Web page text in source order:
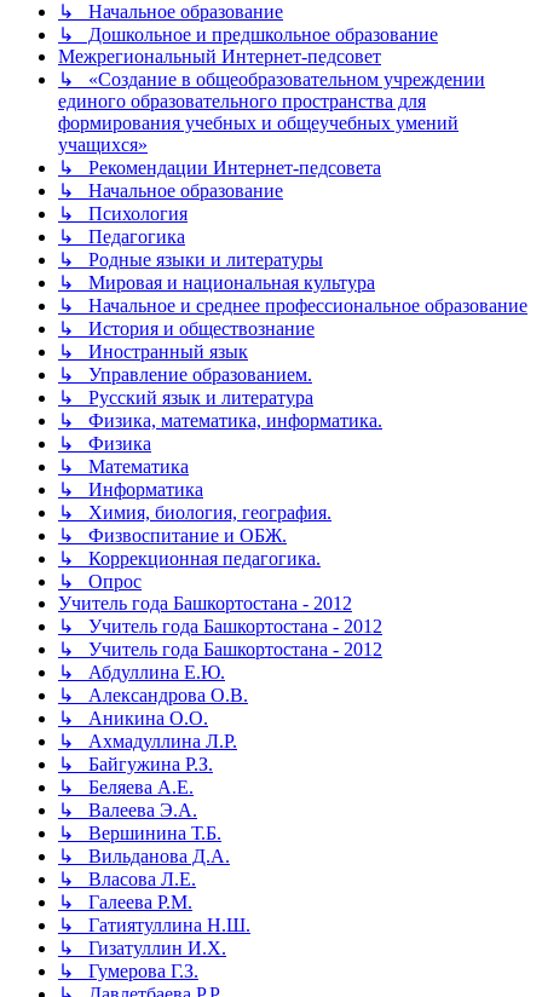
↳ Начальное образование
↳ Дошкольное и предшкольное образование
Межрегиональный Интернет-педсовет
↳ «Создание в общеобразовательном учреждении
единого образовательного пространства для
формирования учебных и общеучебных умений
учащихся»
↳ Рекомендации Интернет-педсовета
↳ Начальное образование
↳ Психология
↳ Педагогика
↳ Родные языки и литературы
↳ Мировая и национальная культура
↳ Начальное и среднее профессиональное образование
↳ История и обществознание
↳ Иностранный язык
↳ Управление образованием.
↳ Русский язык и литература
↳ Физика, математика, информатика.
↳ Физика
↳ Математика
↳ Информатика
↳ Химия, биология, география.
↳ Физвоспитание и ОБЖ.
↳ Коррекционная педагогика.
↳ Опрос
Учитель года Башкортостана - 2012
↳ Учитель года Башкортостана - 2012
↳ Учитель года Башкортостана - 2012
↳ Абдуллина Е.Ю.
↳ Александрова О.В.
↳ Аникина О.О.
↳ Ахмадуллина Л.Р.
↳ Байгужина Р.З.
↳ Беляева А.Е.
↳ Валеева Э.А.
↳ Вершинина Т.Б.
↳ Вильданова Д.А.
↳ Власова Л.Е.
↳ Галеева Р.М.
↳ Гатиятуллина Н.Ш.
↳ Гизатуллин И.Х.
↳ Гумерова Г.З.